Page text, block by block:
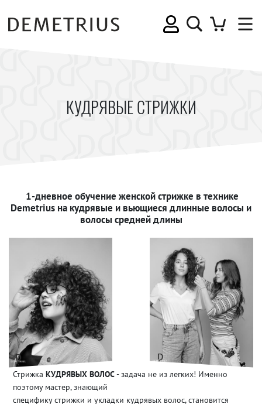
КУДРЯВЫЕ СТРИЖКИ
1-дневное обучение женской стрижке в технике
Demetrius на кудрявые и вьющиеся длинные волосы и
волосы средней длины
Стрижка КУДРЯВЫХ ВОЛОС- задача не из легких! Именно
поэтому мастер, знающий
специфику стрижки и укладки кудрявых волос, становится